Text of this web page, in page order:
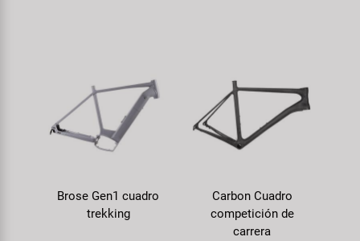
Brose Gen1 cuadro
trekking
Carbon Cuadro
competición de
carrera